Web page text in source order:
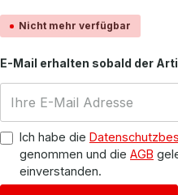
Nicht mehr verfügbar
E-Mail erhalten sobald der
Ich habe die
genommen und die AGB
einverstanden.